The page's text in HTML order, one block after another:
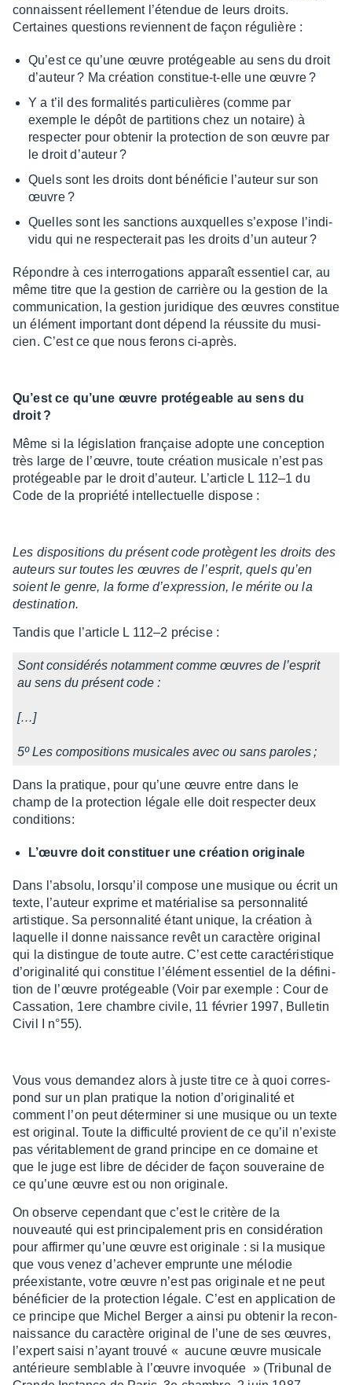
connaissent réel­le­ment l’éten­due de leurs droits.
Certaines ques­tions reviennent de façon régu­lière :
Qu’est ce qu’une œuvre proté­geable au sens du droit
d’au­teur ? Ma créa­tion consti­tue-t-elle une œuvre ?
Y a t’il des forma­li­tés parti­cu­lières (comme par
exemple le dépôt de parti­tions chez un notaire) à
respec­ter pour obte­nir la protec­tion de son œuvre par
le droit d’au­teur ?
Quels sont les droits dont béné­fi­cie l’au­teur sur son
œuvre ?
Quelles sont les sanc­tions auxquelles s’ex­pose l’in­di­
vidu qui ne respec­te­rait pas les droits d’un auteur ?
Répondre à ces inter­ro­ga­tions appa­raît essen­tiel car, au
même titre que la gestion de carrière ou la gestion de la
commu­ni­ca­tion, la gestion juri­dique des œuvres consti­tue
un élément impor­tant dont dépend la réus­site du musi­
cien. C’est ce que nous ferons ci-après.
Qu’est ce qu’une œuvre proté­geable au sens du
droit ?
Même si la légis­la­tion française adopte une concep­tion
très large de l’œuvre, toute créa­tion musi­cale n’est pas
proté­geable par le droit d’au­teur. L’ar­ticle L 112–1 du
Code de la propriété intel­lec­tuelle dispose :
Les dispo­si­tions du présent code protègent les droits des
auteurs sur toutes les œuvres de l’es­prit, quels qu’en
soient le genre, la forme d’ex­pres­sion, le mérite ou la
desti­na­tion.
Tandis que l’ar­ticle L 112–2 précise :
Sont consi­dé­rés notam­ment comme œuvres de l’es­prit
au sens du présent code :
[…]
5º Les compo­si­tions musi­cales avec ou sans paroles ;
Dans la pratique, pour qu’une œuvre entre dans le
champ de la protec­tion légale elle doit respec­ter deux
condi­tions:
L’œuvre doit consti­tuer une créa­tion origi­nale
Dans l’ab­solu, lorsqu’il compose une musique ou écrit un
texte, l’au­teur exprime et maté­ria­lise sa person­na­lité
artis­tique. Sa person­na­lité étant unique, la créa­tion à
laquelle il donne nais­sance revêt un carac­tère origi­nal
qui la distingue de toute autre. C’est cette carac­té­ris­tique
d’ori­gi­na­lité qui consti­tue l’élé­ment essen­tiel de la défi­ni­
tion de l’œuvre proté­geable (Voir par exemple : Cour de
Cassa­tion, 1ere chambre civile, 11 février 1997, Bulle­tin
Civil I n°55).
Vous vous deman­dez alors à juste titre ce à quoi corres­
pond sur un plan pratique la notion d’ori­gi­na­lité et
comment l’on peut déter­mi­ner si une musique ou un texte
est origi­nal. Toute la diffi­culté provient de ce qu’il n’existe
pas véri­ta­ble­ment de grand prin­cipe en ce domaine et
que le juge est libre de déci­der de façon souve­raine de
ce qu’une œuvre est ou non origi­nale.
On observe cepen­dant que c’est le critère de la
nouveauté qui est prin­ci­pa­le­ment pris en consi­dé­ra­tion
pour affir­mer qu’une œuvre est origi­nale : si la musique
que vous venez d’ache­ver emprunte une mélo­die
préexis­tante, votre œuvre n’est pas origi­nale et ne peut
béné­fi­cier de la protec­tion légale. C’est en appli­ca­tion de
ce prin­cipe que Michel Berger a ainsi pu obte­nir la recon­
nais­sance du carac­tère origi­nal de l’une de ses œuvres,
l’ex­pert saisi n’ayant trouvé « aucune œuvre musi­cale
anté­rieure semblable à l’œuvre invoquée » (Tribu­nal de